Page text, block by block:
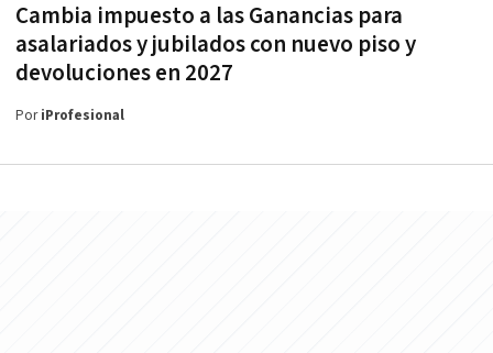
Cambia impuesto a las Ganancias para
asalariados y jubilados con nuevo piso y
devoluciones en 2027
PoriProfesional